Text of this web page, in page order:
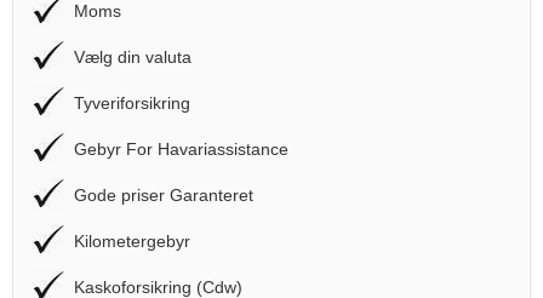
Moms
Vælg din valuta
Tyveriforsikring
Gebyr For Havariassistance
Gode priser Garanteret
Kilometergebyr
Kaskoforsikring (Cdw)